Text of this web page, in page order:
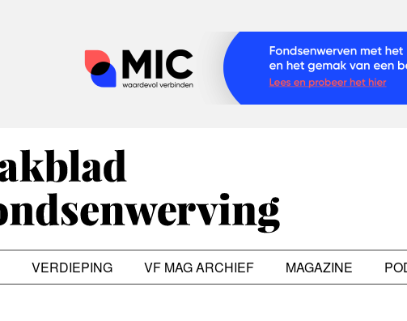
VERDIEPING VF MAG ARCHIEF MAGAZINE